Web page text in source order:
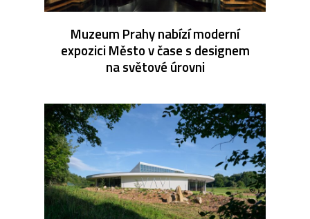
Muzeum Prahy nabízí moderní
expozici Město v čase s designem
na světové úrovni